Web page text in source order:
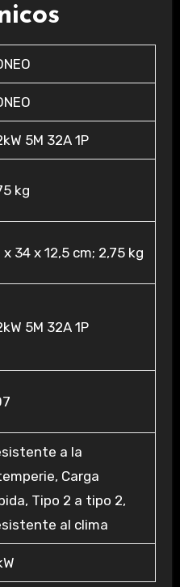
5M 32A 1P
kg
x 34 x 12,5 cm; 2,75 kg
5M 32A 1P
a la
Carga
Tipo 2 a tipo 2,
al clima